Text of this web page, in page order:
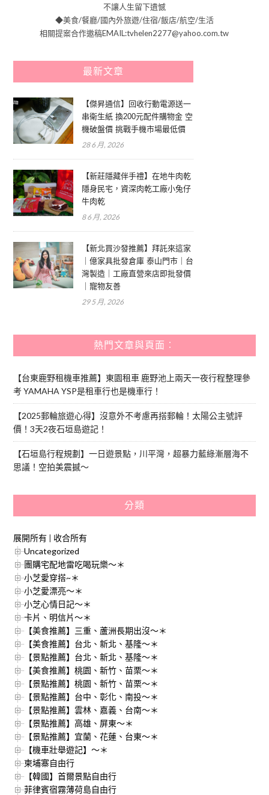
不讓人生留下遺憾
◆美食/餐廳/國內外旅遊/住宿/飯店/航空/生活
相關提案合作邀稿EMAIL:tvhelen2277@yahoo.com.tw
最新文章
【傑昇通信】回收行動電源送一
串衛生紙 換200元配件購物金 空
機破盤價 挑戰手機市場最低價
28 6 月, 2026
【新莊隱藏伴手禮】在地牛肉乾
隱身民宅，資深肉乾工廠小兔仔
牛肉乾
8 6 月, 2026
【新北買沙發推薦】拜託來這家
｜億家具批發倉庫 泰山門市｜台
灣製造｜工廠直營來店即批發價
｜寵物友善
29 5 月, 2026
熱門文章與頁面︰
【台東鹿野租機車推薦】東園租車 鹿野池上兩天一夜行程整理參
考 YAMAHA YSP是租車行也是機車行！
【2025郵輪旅遊心得】沒意外不考慮再搭郵輪！太陽公主號評
價！3天2夜石垣島遊記！
【石垣島行程規劃】一日遊景點，川平灣，超暴力藍綠漸層海不
思議！空拍美震撼～
分類
展開所有 | 收合所有
Uncategorized
團購宅配地雷吃喝玩樂～＊
小芝愛穿搭~＊
小芝愛漂亮～＊
小芝心情日記～＊
卡片、明信片～＊
【美食推薦】三重、蘆洲長期出沒～＊
【美食推薦】台北、新北、基隆～＊
【景點推薦】台北、新北、基隆～＊
【美食推薦】桃園、新竹、苗栗～＊
【景點推薦】桃園、新竹、苗栗～＊
【景點推薦】台中、彰化、南投～＊
【景點推薦】雲林、嘉義、台南～＊
【景點推薦】高雄、屏東～＊
【景點推薦】宜蘭、花蓮、台東～＊
【機車壯舉遊記】～＊
柬埔寨自由行
【韓國】首爾景點自由行
菲律賓宿霧薄荷島自由行